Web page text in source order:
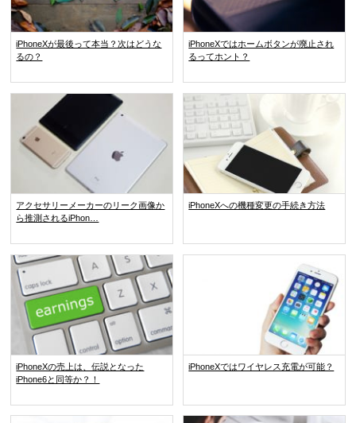
iPhoneXが最後って本当？次はどうな
るの？
iPhoneXではホームボタンが廃止され
るってホント？
アクセサリーメーカーのリーク画像か
ら推測されるiPhon…
iPhoneXへの機種変更の手続き方法
iPhoneXの売上は、伝説となった
iPhone6と同等か？！
iPhoneXではワイヤレス充電が可能？